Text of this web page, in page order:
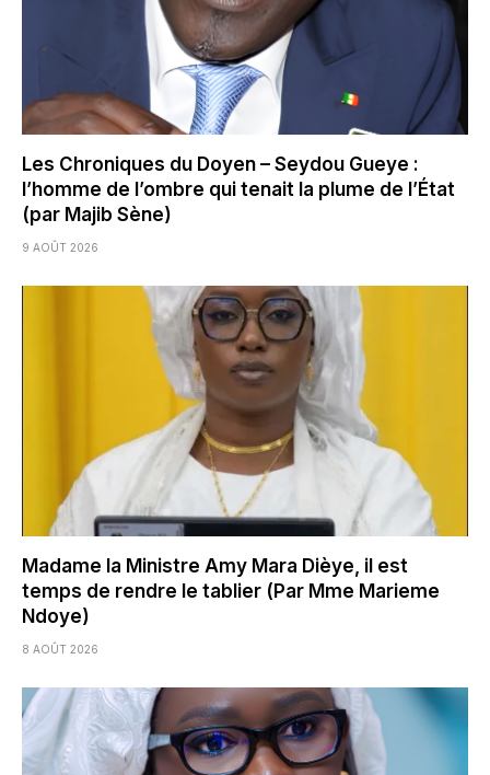
Les Chroniques du Doyen – Seydou Gueye :
l’homme de l’ombre qui tenait la plume de l’État
(par Majib Sène)
9 AOÛT 2026
Madame la Ministre Amy Mara Dièye, il est
temps de rendre le tablier (Par Mme Marieme
Ndoye)
8 AOÛT 2026